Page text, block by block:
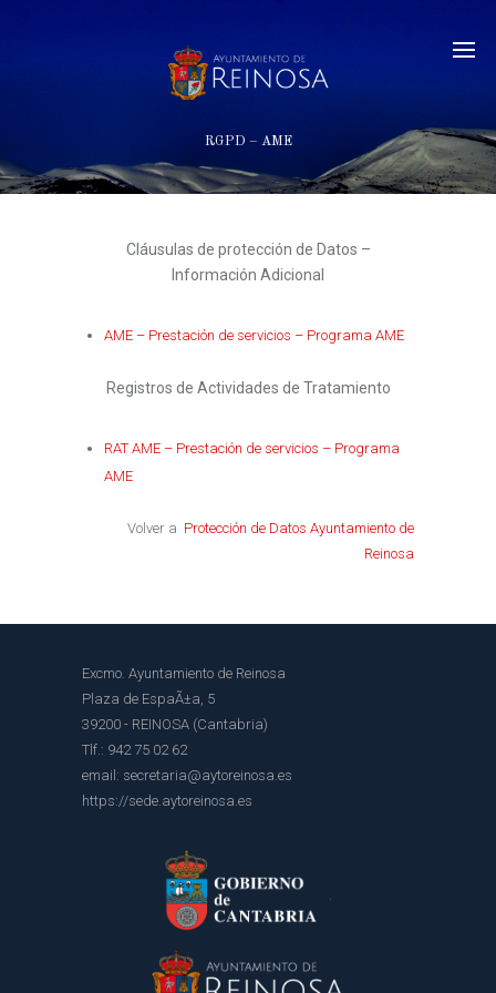
RGPD – AME
Cláusulas de protección de Datos –
Información Adicional
AME – Prestación de servicios – Programa AME
Registros de Actividades de Tratamiento
RAT AME – Prestación de servicios – Programa
AME
Volver a Protección de Datos Ayuntamiento de
Reinosa
Excmo. Ayuntamiento de Reinosa
Plaza de EspaÃ±a, 5
39200 - REINOSA (Cantabria)
Tlf.: 942 75 02 62
email: secretaria@aytoreinosa.es
https://sede.aytoreinosa.es